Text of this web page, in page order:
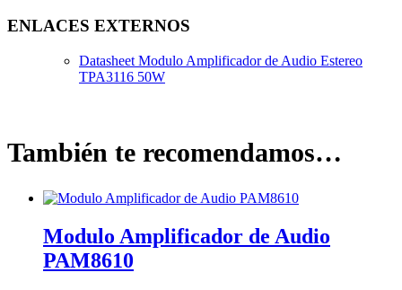
ENLACES EXTERNOS
Datasheet Modulo Amplificador de Audio Estereo
TPA3116 50W
También te recomendamos…
Modulo Amplificador de Audio
PAM8610